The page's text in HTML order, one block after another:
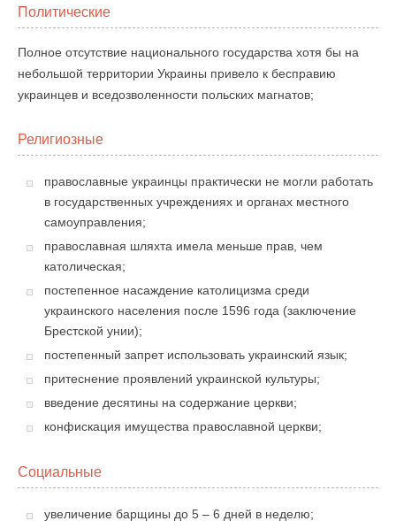
Политические
Полное отсутствие национального государства хотя бы на
небольшой территории Украины привело к бесправию
украинцев и вседозволенности польских магнатов;
Религиозные
православные украинцы практически не могли работать
в государственных учреждениях и органах местного
самоуправления;
православная шляхта имела меньше прав, чем
католическая;
постепенное насаждение католицизма среди
украинского населения после 1596 года (заключение
Брестской унии);
постепенный запрет использовать украинский язык;
притеснение проявлений украинской культуры;
введение десятины на содержание церкви;
конфискация имущества православной церкви;
Социальные
увеличение барщины до 5 – 6 дней в неделю;